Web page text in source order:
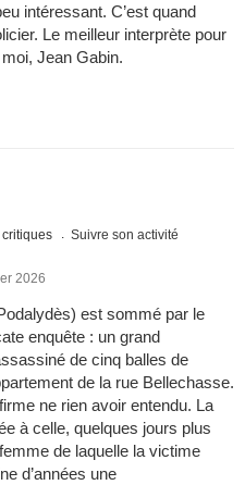
intéressant. C’est quand
Le meilleur interprète pour
Jean Gabin.
critiques Suivre son activité
2026
est sommé par le
enquête : un grand
de cinq balles de
de la rue Bellechasse.
ne rien avoir entendu. La
à celle, quelques jours plus
de laquelle la victime
d’années une